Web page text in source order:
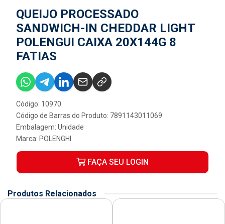
QUEIJO PROCESSADO
SANDWICH-IN CHEDDAR LIGHT
POLENGUI CAIXA 20X144G 8
FATIAS
Código: 10970
Código de Barras do Produto: 7891143011069
Embalagem: Unidade
Marca: POLENGHI
FAÇA SEU LOGIN
Produtos Relacionados